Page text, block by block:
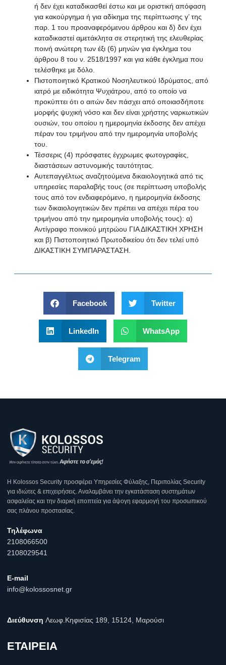
ή δεν έχει καταδικασθεί έστω και με οριστική απόφαση
για κακούργημα ή για αδίκημα της περίπτωσης γ’ της
παρ. 1 του προαναφερόμενου άρθρου και δ) δεν έχει
καταδικαστεί αμετάκλητα σε στερητική της ελευθερίας
ποινή ανώτερη των έξι (6) μηνών για έγκλημα του
άρθρου 8 του ν. 2518/1997 και για κάθε έγκλημα που
τελέσθηκε με δόλο.
Πιστοποιητικό Κρατικού Νοσηλευτικού Ιδρύματος, από
ιατρό με ειδικότητα Ψυχιάτρου, από το οποίο να
προκύπτει ότι ο αιτών δεν πάσχει από οποιασδήποτε
μορφής ψυχική νόσο και δεν είναι χρήστης ναρκωτικών
ουσιών, του οποίου η ημερομηνία έκδοσης δεν απέχει
πέραν του τριμήνου από την ημερομηνία υποβολής
του.
Τέσσερις (4) πρόσφατες έγχρωμες φωτογραφίες,
διαστάσεων αστυνομικής ταυτότητας.
Αυτεπαγγέλτως αναζητούμενα δικαιολογητικά από τις
υπηρεσίες παραλαβής τους (σε περίπτωση υποβολής
τους από τον ενδιαφερόμενο, η ημερομηνία έκδοσης
των δικαιολογητικών δεν πρέπει να απέχει πέρα του
τριμήνου από την ημερομηνία υποβολής τους): α)
Αντίγραφο ποινικού μητρώου ΓΙΑ ΔΙΚΑΣΤΙΚΗ ΧΡΗΣΗ
και β) Πιστοποιητικό Πρωτοδικείου ότι δεν τελεί υπό
ΔΙΚΑΣΤΙΚΗ ΣΥΜΠΑΡΑΣΤΑΣΗ.
Facebook Twitter
LinkedIn WhatsApp
Telegram
Η Κοlossos Security προσφέρει Υπηρεσίες Φύλαξης, Περιπολίας Security
για ιδιώτες & επιχειρήσεις. Αναλαμβάνει την εγκατάσταση συστημάτων
ασφαλείας και την διαρκή εποπτεία για άψογη εφαρμογή του προσωπικού
σας πλάνου προστασίας.
Τηλέφωνα
2108066500
2108029541
E-mail
info@kolossosnet.gr
Διεύθυνση Λεωφ.Κηφισίας 189, 15124, Μαρούσι
ΕΤΑΙΡΕΙΑ